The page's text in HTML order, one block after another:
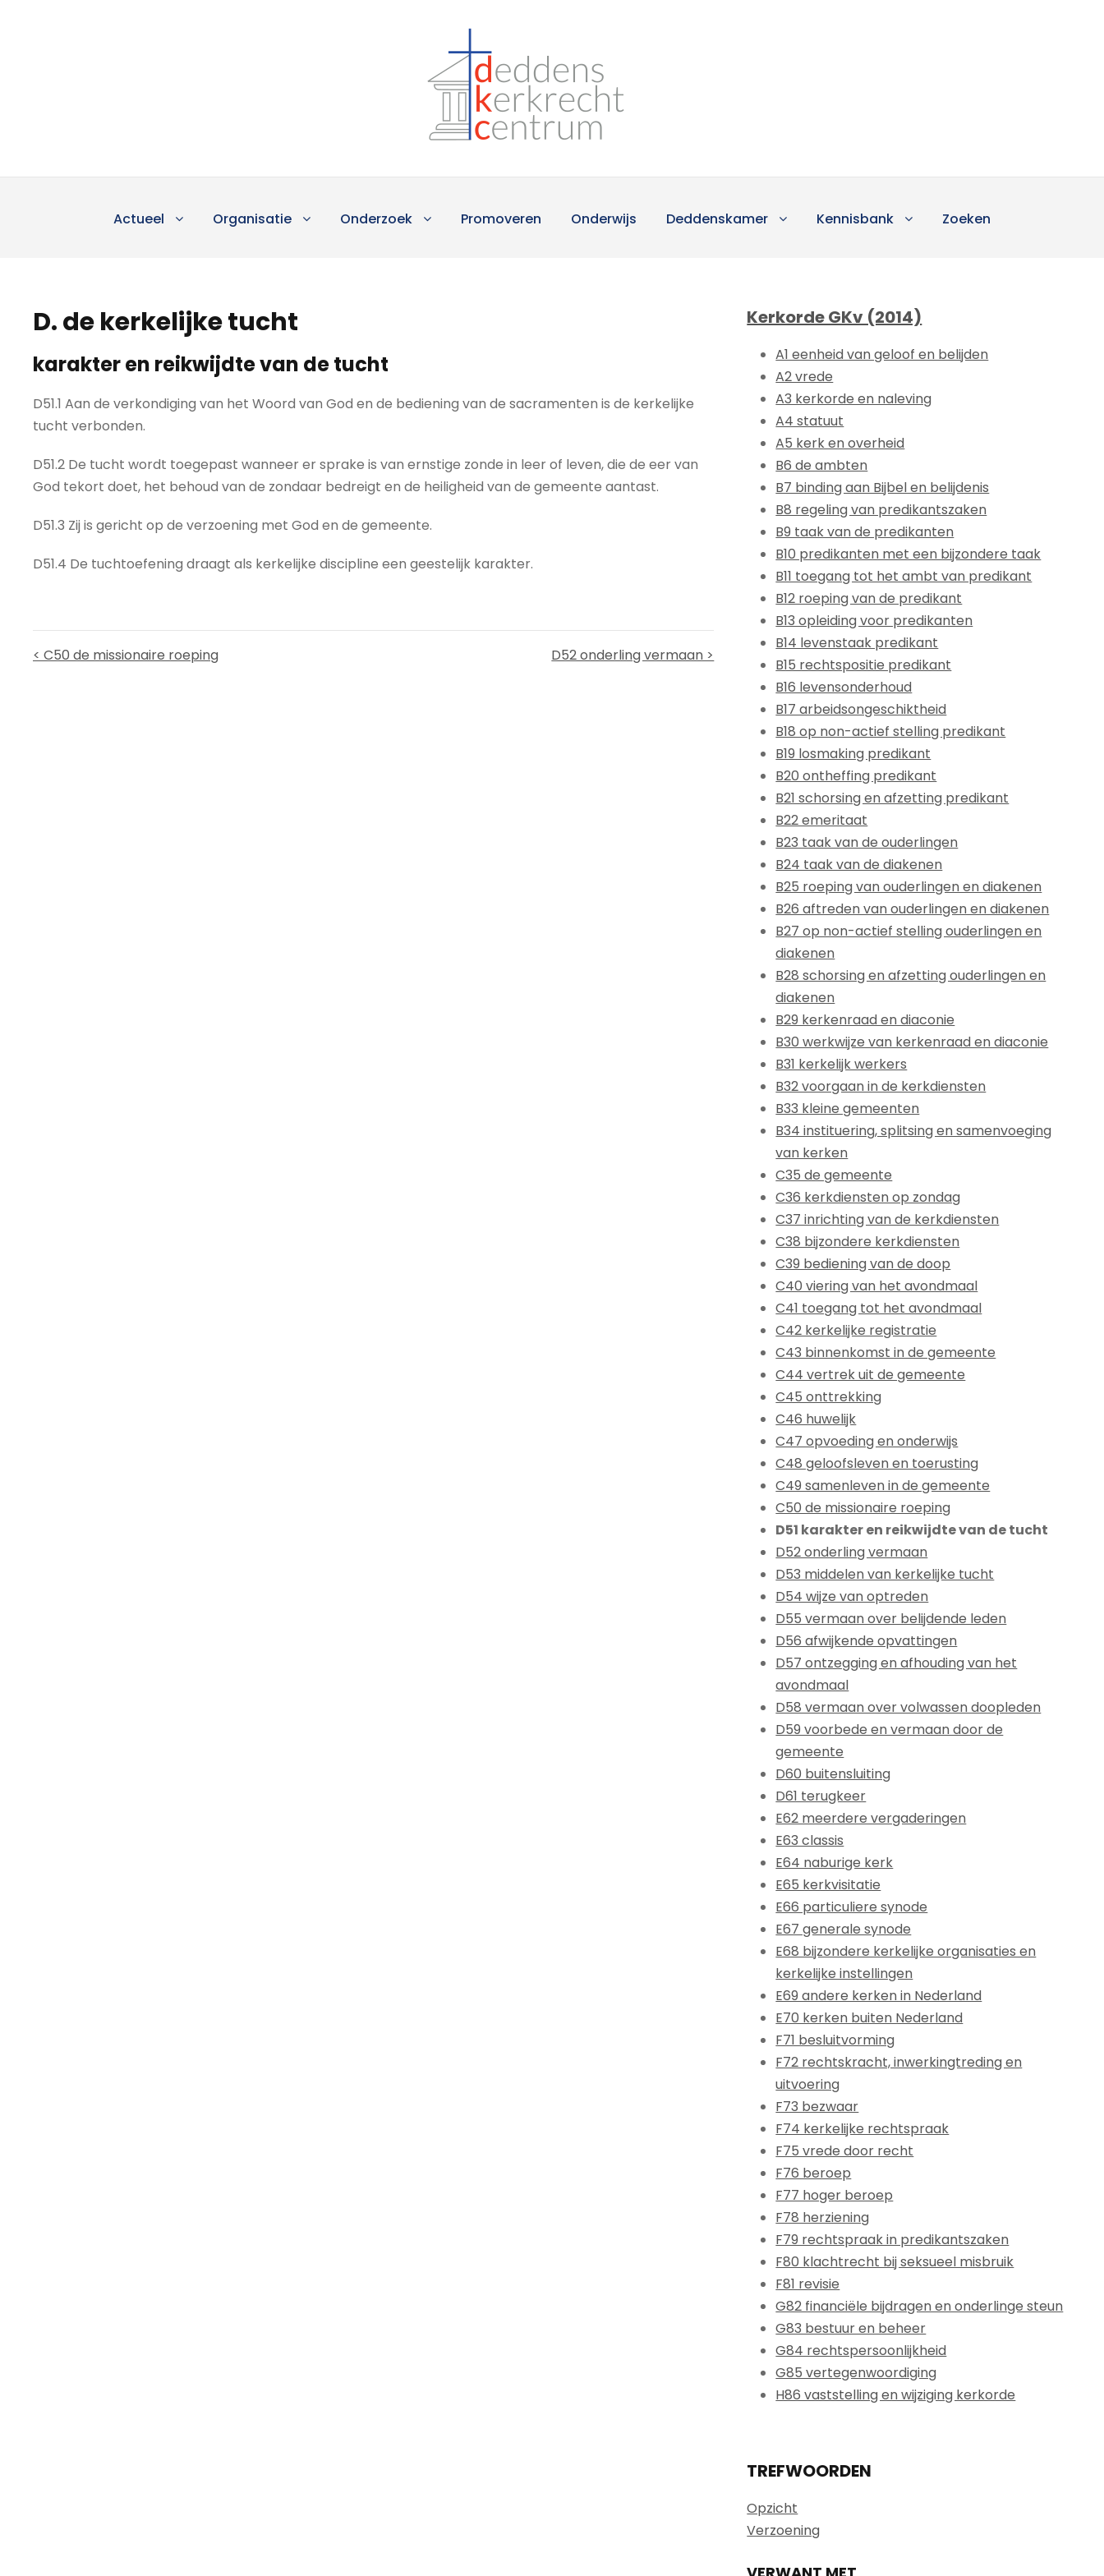
Actueel Organisatie Onderzoek Promoveren Onderwijs Deddenskamer Kennisbank Zoeken
D. de kerkelijke tucht
karakter en reikwijdte van de tucht
D51.1 Aan de verkondiging van het Woord van God en de bediening van de sacramenten is de kerkelijke
tucht verbonden.
D51.2 De tucht wordt toegepast wanneer er sprake is van ernstige zonde in leer of leven, die de eer van
God tekort doet, het behoud van de zondaar bedreigt en de heiligheid van de gemeente aantast.
D51.3 Zij is gericht op de verzoening met God en de gemeente.
D51.4 De tuchtoefening draagt als kerkelijke discipline een geestelijk karakter.
< C50 de missionaire roeping D52 onderling vermaan >
Kerkorde GKv (2014)
A1 eenheid van geloof en belijden
A2 vrede
A3 kerkorde en naleving
A4 statuut
A5 kerk en overheid
B6 de ambten
B7 binding aan Bijbel en belijdenis
B8 regeling van predikantszaken
B9 taak van de predikanten
B10 predikanten met een bijzondere taak
B11 toegang tot het ambt van predikant
B12 roeping van de predikant
B13 opleiding voor predikanten
B14 levenstaak predikant
B15 rechtspositie predikant
B16 levensonderhoud
B17 arbeidsongeschiktheid
B18 op non-actief stelling predikant
B19 losmaking predikant
B20 ontheffing predikant
B21 schorsing en afzetting predikant
B22 emeritaat
B23 taak van de ouderlingen
B24 taak van de diakenen
B25 roeping van ouderlingen en diakenen
B26 aftreden van ouderlingen en diakenen
B27 op non-actief stelling ouderlingen en
diakenen
B28 schorsing en afzetting ouderlingen en
diakenen
B29 kerkenraad en diaconie
B30 werkwijze van kerkenraad en diaconie
B31 kerkelijk werkers
B32 voorgaan in de kerkdiensten
B33 kleine gemeenten
B34 instituering, splitsing en samenvoeging
van kerken
C35 de gemeente
C36 kerkdiensten op zondag
C37 inrichting van de kerkdiensten
C38 bijzondere kerkdiensten
C39 bediening van de doop
C40 viering van het avondmaal
C41 toegang tot het avondmaal
C42 kerkelijke registratie
C43 binnenkomst in de gemeente
C44 vertrek uit de gemeente
C45 onttrekking
C46 huwelijk
C47 opvoeding en onderwijs
C48 geloofsleven en toerusting
C49 samenleven in de gemeente
C50 de missionaire roeping
D51 karakter en reikwijdte van de tucht
D52 onderling vermaan
D53 middelen van kerkelijke tucht
D54 wijze van optreden
D55 vermaan over belijdende leden
D56 afwijkende opvattingen
D57 ontzegging en afhouding van het
avondmaal
D58 vermaan over volwassen doopleden
D59 voorbede en vermaan door de
gemeente
D60 buitensluiting
D61 terugkeer
E62 meerdere vergaderingen
E63 classis
E64 naburige kerk
E65 kerkvisitatie
E66 particuliere synode
E67 generale synode
E68 bijzondere kerkelijke organisaties en
kerkelijke instellingen
E69 andere kerken in Nederland
E70 kerken buiten Nederland
F71 besluitvorming
F72 rechtskracht, inwerkingtreding en
uitvoering
F73 bezwaar
F74 kerkelijke rechtspraak
F75 vrede door recht
F76 beroep
F77 hoger beroep
F78 herziening
F79 rechtspraak in predikantszaken
F80 klachtrecht bij seksueel misbruik
F81 revisie
G82 financiële bijdragen en onderlinge steun
G83 bestuur en beheer
G84 rechtspersoonlijkheid
G85 vertegenwoordiging
H86 vaststelling en wijziging kerkorde
TREFWOORDEN
Opzicht
Verzoening